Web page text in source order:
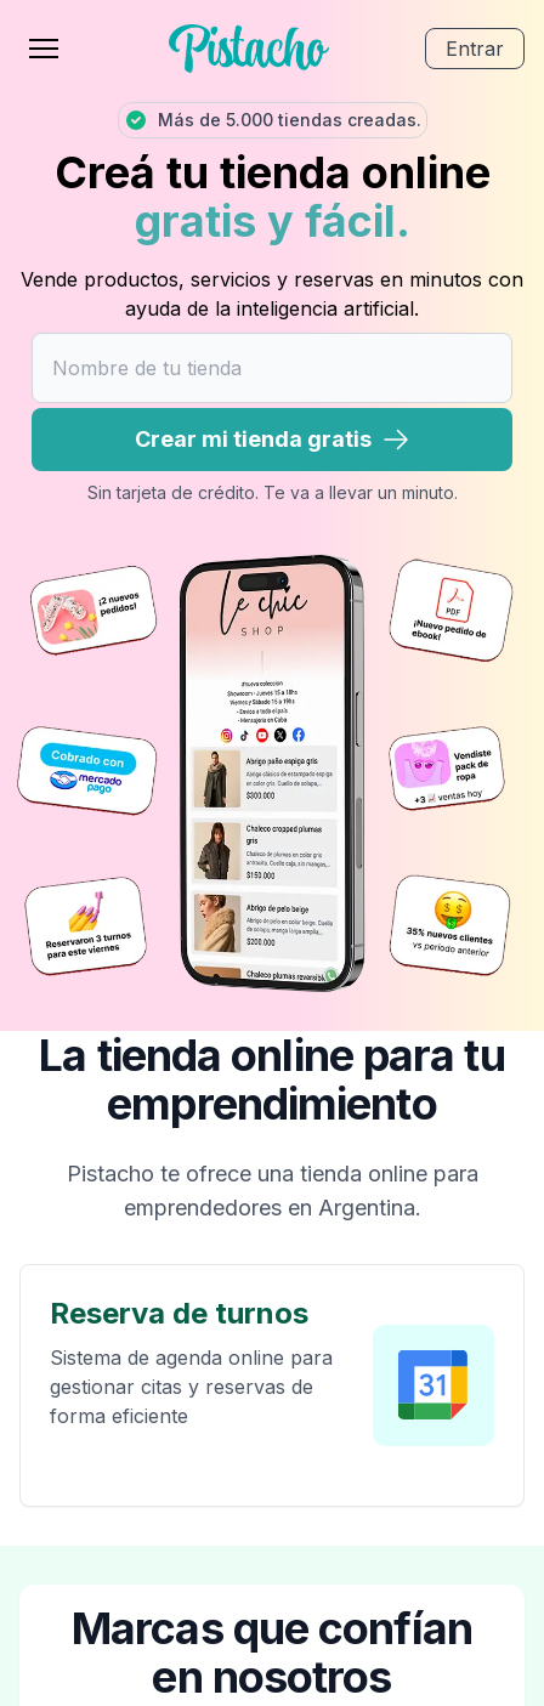
Entrar
Más de 5.000 tiendas creadas.
Creá tu tienda online
gratis y fácil.
Vende productos, servicios y reservas en minutos con
ayuda de la inteligencia artificial.
Crear mi tienda gratis
Sin tarjeta de crédito. Te va a llevar un minuto.
La tienda online para tu
emprendimiento
Pistacho te ofrece una tienda online para
emprendedores en Argentina.
Links y URLs
Centraliza todos tus enlaces y
contenido en un solo lugar
Marcas que confían
en nosotros